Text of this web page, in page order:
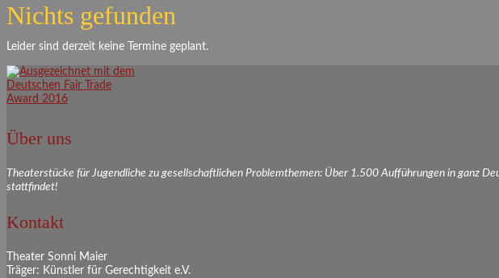
Nichts gefunden
Leider sind derzeit keine Termine geplant.
Über uns
Theaterstücke für Jugendliche zu gesellschaftlichen Problemthemen: Über 1.500 Aufführungen in ganz
stattfindet!
Kontakt
Theater Sonni Maier
Träger: Künstler für Gerechtigkeit e.V.